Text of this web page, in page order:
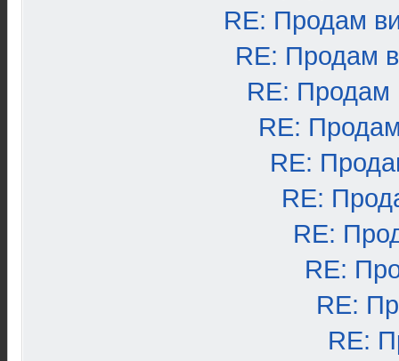
RE: Продам
RE: Продам
RE: Продам
RE:
RE:
RE:
RE:
RE:
RE:
RE: